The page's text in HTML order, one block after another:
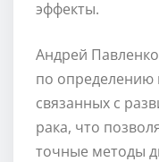
эффекты.
Андрей
по определению
связанных с
рака, что
точные методы